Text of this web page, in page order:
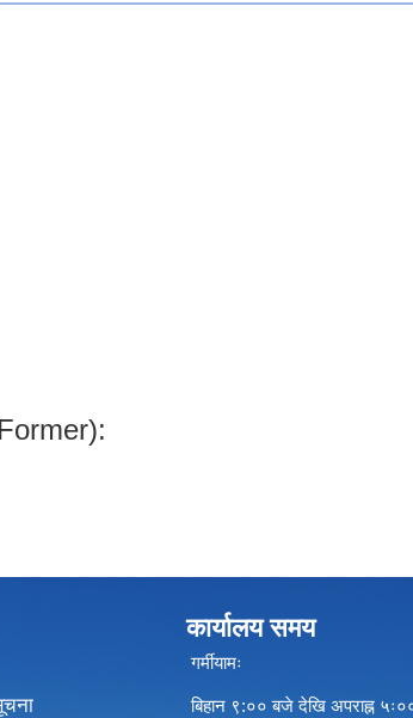
कार्यालय समय
गर्मीयामः
बिहान ९:०० बजे देखि अपराह्न